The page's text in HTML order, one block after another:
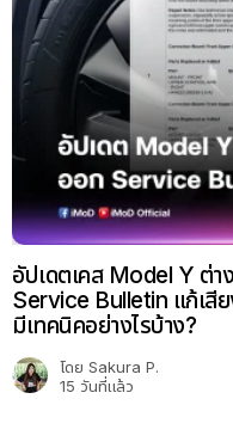
อัปเดตเคส Model Y ต่า
Service Bulletin แก้เสี
มีเทคนิคอย่างไรบ้าง?
โดย Sakura P.
15 วันที่แล้ว